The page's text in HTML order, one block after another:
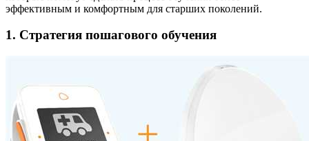
эффективным и комфортным для старших поколений.
1. Стратегия пошагового обучения